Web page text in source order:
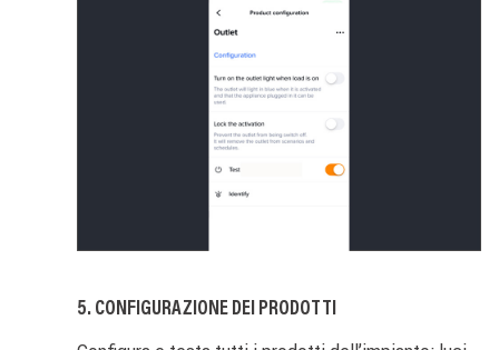
5. CONFIGURAZIONE DEI PRODOTTI